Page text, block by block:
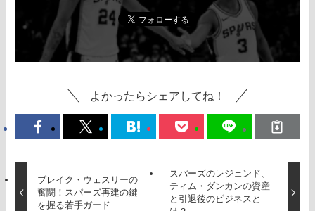
よかったらシェアしてね！
ブレイク・ウェスリーの
奮闘！スパーズ再建の鍵
を握る若手ガード
スパーズのレジェンド、
ティム・ダンカンの資産
と引退後のビジネスと